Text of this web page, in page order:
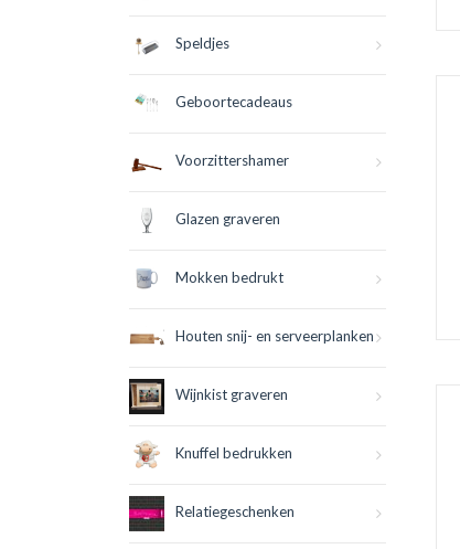
Speldjes
Geboortecadeaus
Voorzittershamer
Glazen graveren
Mokken bedrukt
Houten snij- en serveerplanken
Wijnkist graveren
Knuffel bedrukken
Relatiegeschenken